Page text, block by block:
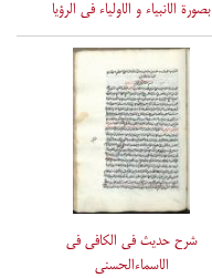
بصورة الانبیاء و الاولیاء فی الرؤیا
شرح حدیث فی الکافی فی
الاسماءالحسنی